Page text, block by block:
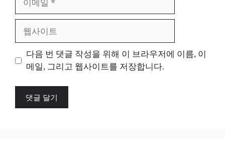
일
트
다음 번 댓글 작성을 위해 이 브라우저에 이름, 이
메일, 그리고 웹사이트를 저장합니다.